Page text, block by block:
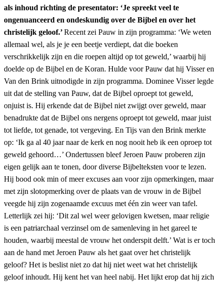
als inhoud richting de presentator: ‘Je spreekt veel te
ongenuanceerd en ondeskundig over de Bijbel en over het
christelijk geloof.’Recent zei Pauw in zijn programma: ‘We weten
allemaal wel, als je je een beetje verdiept, dat die boeken
verschrikkelijk zijn en die roepen altijd op tot geweld,’ waarbij hij
doelde op de Bijbel en de Koran. Hulde voor Pauw dat hij Visser en
Van den Brink uitnodigde in zijn programma. Dominee Visser legde
uit dat de stelling van Pauw, dat de Bijbel oproept tot geweld,
onjuist is. Hij erkende dat de Bijbel niet zwijgt over geweld, maar
benadrukte dat de Bijbel ons nergens oproept tot geweld, maar juist
tot liefde, tot genade, tot vergeving. En Tijs van den Brink merkte
op: ‘Ik ga al 40 jaar naar de kerk en nog nooit heb ik een oproep tot
geweld gehoord…’ Ondertussen bleef Jeroen Pauw proberen zijn
eigen gelijk aan te tonen, door diverse Bijbelteksten voor te lezen.
Hij bood ook min of meer excuses aan voor zijn opmerkingen, maar
met zijn slotopmerking over de plaats van de vrouw in de Bijbel
veegde hij zijn zogenaamde excuus met één zin weer van tafel.
Letterlijk zei hij: ‘Dit zal wel weer gelovigen kwetsen, maar religie
is een patriarchaal verzinsel om de samenleving in het gareel te
houden, waarbij meestal de vrouw het onderspit delft.’ Wat is er toch
aan de hand met Jeroen Pauw als het gaat over het christelijk
geloof? Het is beslist niet zo dat hij niet weet wat het christelijk
geloof inhoudt. Hij kent het van heel nabij. Het lijkt erop dat hij zich